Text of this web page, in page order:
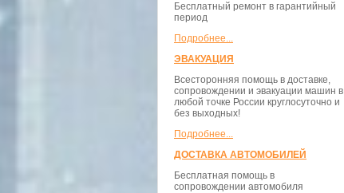
Бесплатный ремонт в гарантийный
период
Подробнее...
ЭВАКУАЦИЯ
Всесторонняя помощь в доставке,
сопровождении и эвакуации машин в
любой точке России круглосуточно и
без выходных!
Подробнее...
ДОСТАВКА АВТОМОБИЛЕЙ
Бесплатная помощь в
сопровождении автомобиля